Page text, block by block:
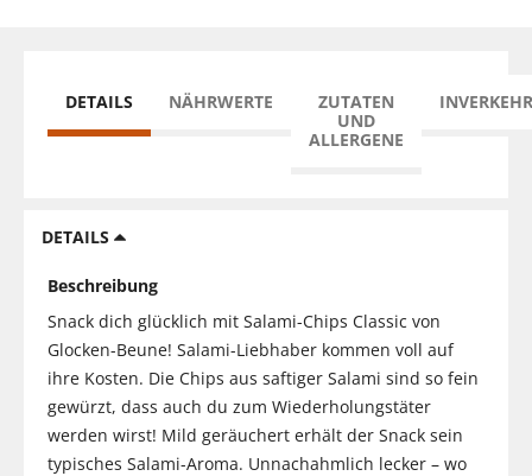
DETAILS NÄHRWERTE
ZUTATEN
UND
ALLERGENE
DETAILS
Beschreibung
Snack dich glücklich mit Salami-Chips Classic von
Glocken-Beune! Salami-Liebhaber kommen voll auf
ihre Kosten. Die Chips aus saftiger Salami sind so fein
gewürzt, dass auch du zum Wiederholungstäter
werden wirst! Mild geräuchert erhält der Snack sein
typisches Salami-Aroma. Unnachahmlich lecker – wo